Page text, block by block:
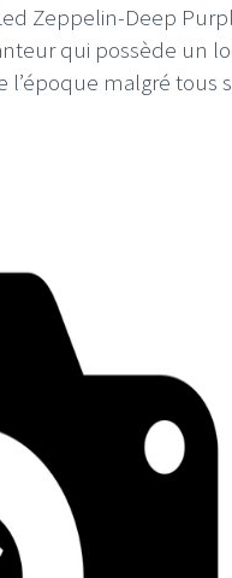
Zeppelin-Deep
qui possède un
malgré tous